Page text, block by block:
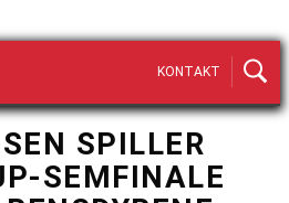
KONTAKT
SPILLER
SEMFINALE